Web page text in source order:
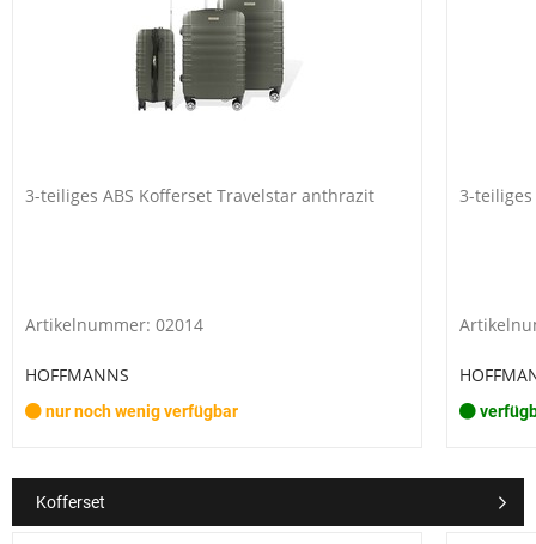
3-teiliges ABS Kofferset Travelstar anthrazit
Artikelnummer: 02014
HOFFMANNS
nur noch wenig verfügbar
3-
Kofferset